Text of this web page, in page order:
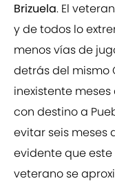
Brizuela. El
y de todos lo
menos vías de
detrás del mismo
inexistente
con destino a
evitar seis meses
evidente que
veterano se